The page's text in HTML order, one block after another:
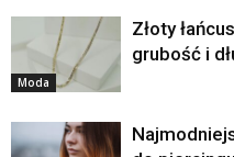
Moda
Złoty
grubość i